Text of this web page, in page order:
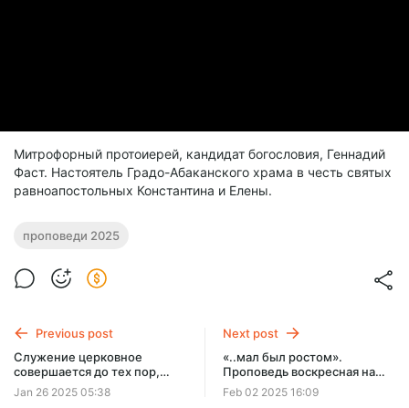
Митрофорный протоиерей, кандидат богословия, Геннадий
Фаст. Настоятель Градо-Абаканского храма в честь святых
равноапостольных Константина и Елены.
проповеди 2025
Previous post
Служение церковное
совершается до тех пор,
«..доколе все придем в мужа
совершенного, в меру
Jan 26 2025 05:38
Next post
«..мал был ростом».
Проповедь воскресная на
Евангелие от Луки 19:1–10 (о
Закхее). 02.02.2025 г.
Feb 02 2025 16:09